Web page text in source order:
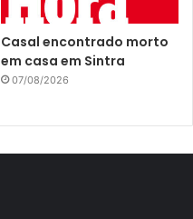
Casal encontrado morto
em casa em Sintra
07/08/2026